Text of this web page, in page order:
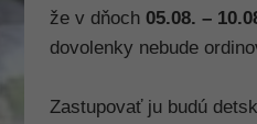
že v dňoch 05.08. –
dovolenky nebude
Zastupovať ju budú